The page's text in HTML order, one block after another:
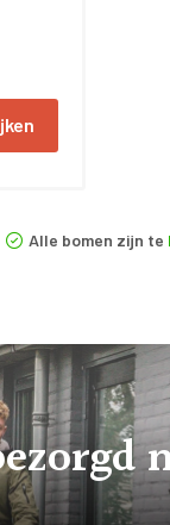
Alle bomen zijn te